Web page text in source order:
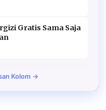
Gratis Sama Saja
Kolom →